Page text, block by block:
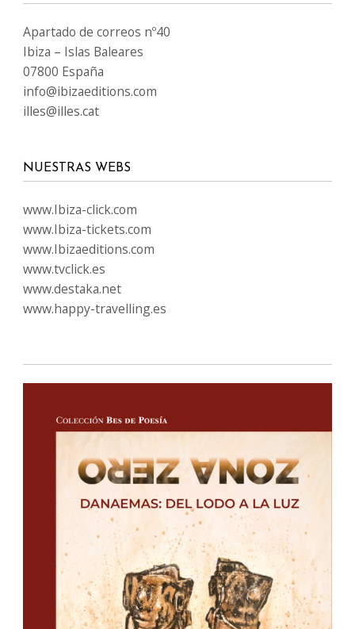
Apartado de correos nº40
Ibiza – Islas Baleares
07800 España
info@ibizaeditions.com
illes@illes.cat
NUESTRAS WEBS
www.Ibiza-click.com
www.Ibiza-tickets.com
www.Ibizaeditions.com
www.tvclick.es
www.destaka.net
www.happy-travelling.es